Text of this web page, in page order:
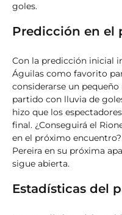
goles.
Predicción en el
Con la predicción inicial
Águilas como favorito
considerarse un
partido con lluvia de
hizo que los
final. ¿Conseguirá el
en el próximo
Pereira en su próxima
sigue abierta.
Estadísticas del